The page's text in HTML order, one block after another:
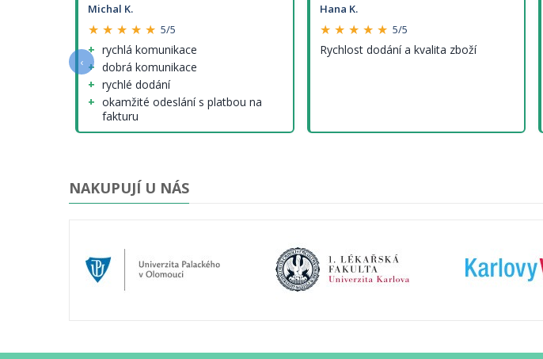
Michal K.
★ ★ ★ ★ ★ 5/5
rychlá komunikace
dobrá komunikace
rychlé dodání
okamžité odeslání s platbou na
fakturu
nenalezl jsem (tedy krom cen
Hana K.
★ ★ ★ ★ ★ 5/5
Rychlost dodání a kvalita zboží
‹
NAKUPUJÍ U NÁS